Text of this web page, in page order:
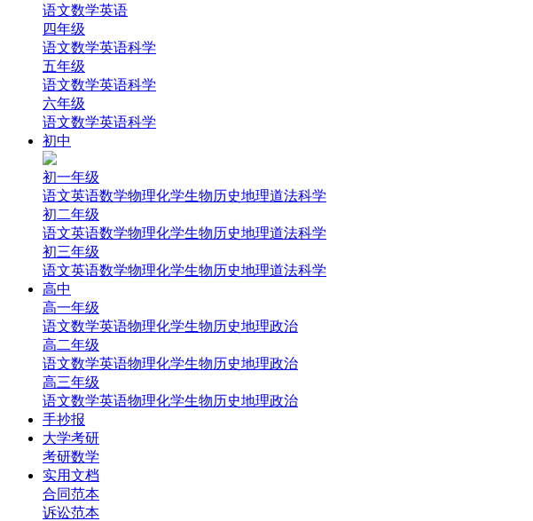
语文数学英语
四年级
语文数学英语科学
五年级
语文数学英语科学
六年级
语文数学英语科学
初中
初一年级
语文英语数学物理化学生物历史地理道法科学
初二年级
语文英语数学物理化学生物历史地理道法科学
初三年级
语文英语数学物理化学生物历史地理道法科学
高中
高一年级
‌语文‌数学英语‌物理‌化学‌生物‌历史‌地理‌‌政治‌
高二年级
‌语文‌数学英语‌物理‌化学‌生物‌历史‌地理‌‌政治‌
高三年级
‌语文‌数学英语‌物理‌化学‌生物‌历史‌地理‌政治
手抄报
大学考研
考研数学
实用文档
合同范本
诉讼范本